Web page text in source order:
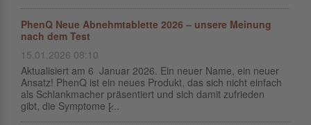
PhenQ Neue Abnehmtablette 2026 – unsere Meinung
nach dem Test
15.01.2026 08:10
Aktualisiert am 6 Januar 2026. Ein neuer Name, ein neuer
Ansatz! PhenQ ist ein neues Produkt, das sich nicht einfach
als Schlankmacher präsentiert und sich damit zufrieden
gibt, die Symptome [̷...